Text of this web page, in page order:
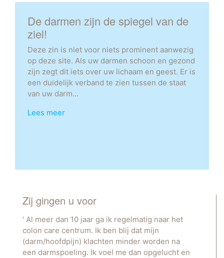
De darmen zijn de spiegel van de
ziel!
Deze zin is niet voor niets prominent aanwezig
op deze site. Als uw darmen schoon en gezond
zijn zegt dit iets over uw lichaam en geest. Er is
een duidelijk verband te zien tussen de staat
van uw darm...
Lees meer
Zij gingen u voor
' Al meer dan 10 jaar ga ik regelmatig naar het
colon care centrum. Ik ben blij dat mijn
(darm/hoofdpijn) klachten minder worden na
een darmspoeling. Ik voel me dan opgelucht en